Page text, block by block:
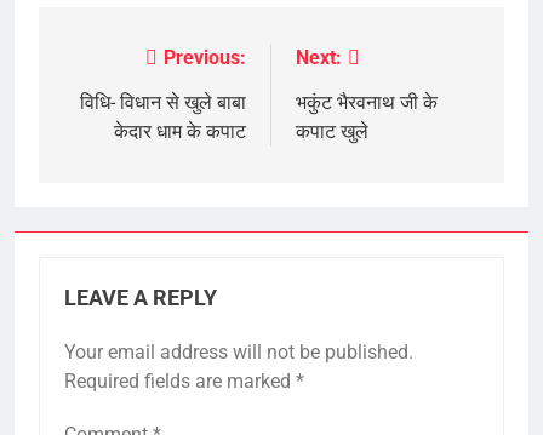
navigation
Previous:
विधि- विधान से खुले बाबा
केदार धाम के कपाट
Next:
भकुंट भैरवनाथ जी के
कपाट खुले
LEAVE A REPLY
Your email address will not be published.
Required fields are marked *